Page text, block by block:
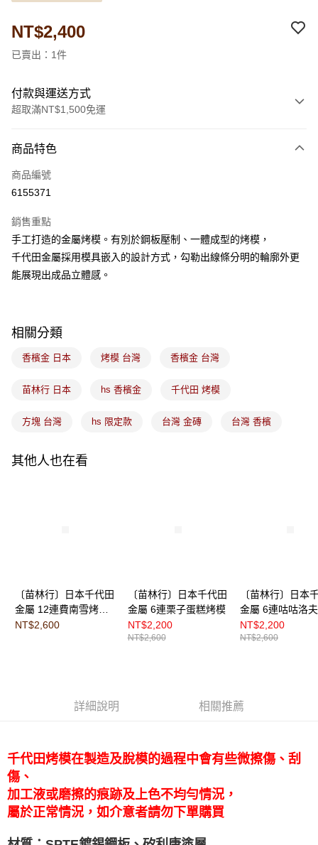
NT$2,400
已賣出：1件
付款與運送方式
超取滿NT$1,500免運
信用卡一次付款
LINE Pay
悠遊付
Google Pay
每筆NT$100，滿NT$1,500(含以上)免運費
常溫宅配-(限重20kg以下)
付款後門市自取
商品特色
商品編號
6155371
銷售重點
手工打造的金屬烤模。有別於鋼板壓制、一體成型的烤模，
千代田金屬採用模具嵌入的設計方式，勾勒出線條分明的輪廓外更
能展現出成品立體感。
相關分類
香檳金 日本 烤模 台灣 香檳金 台灣
苗林行 日本 hs 香檳金 千代田 烤模
方塊 台灣 hs 限定款 台灣 金磚 台灣 香檳
其他人也在看
〔苗林行〕日本千代田
金屬 12連費南雪烤模
（HS香檳金台灣限定
NT$2,600
〔苗林行〕日本千代田
金屬 6連栗子蛋糕烤模
NT$2,200
NT$2,600
〔苗林行〕日本
金屬 6連咕咕洛
烤模
NT$2,200
NT$2,600
詳細說明 相關推薦
千代田烤模在製造及脫模的過程中會有些微擦傷、刮
傷、
加工液或磨擦的痕跡及上色不均勻情況，
屬於正常情況，如介意者請勿下單購買